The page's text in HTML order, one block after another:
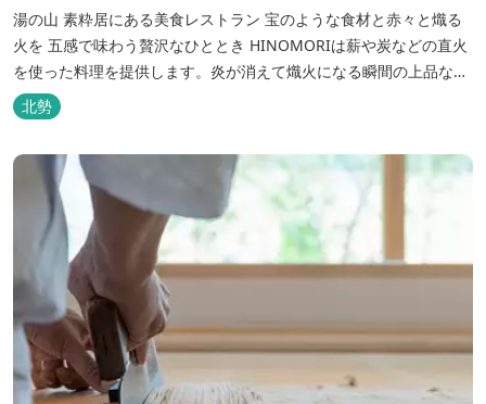
湯の山 素粋居にある美食レストラン 宝のような食材と赤々と熾る
火を 五感で味わう贅沢なひととき HINOMORIは薪や炭などの直火
を使った料理を提供します。炎が消えて熾火になる瞬間の上品な香
りを海産物にまとわせたり、熟成させた上質な牛肉を塊でじっくり
とローストしたり。炎が生み出す味わいの繊細さと豪快さをコース
でお楽しみください。料理監修は、フランスで活躍するシェフ・手
島竜司。探...
北勢